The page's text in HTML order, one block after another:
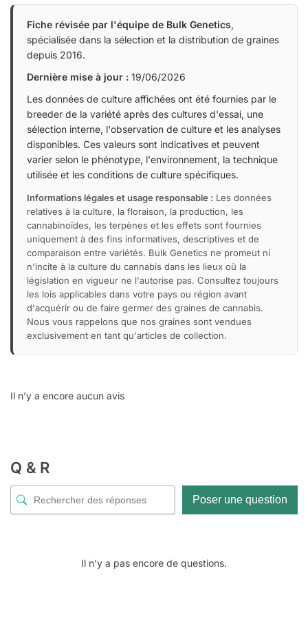
Fiche révisée par l'équipe de Bulk Genetics,
spécialisée dans la sélection et la distribution de graines
depuis 2016.
Dernière mise à jour : 19/06/2026
Les données de culture affichées ont été fournies par le
breeder de la variété après des cultures d'essai, une
sélection interne, l'observation de culture et les analyses
disponibles. Ces valeurs sont indicatives et peuvent
varier selon le phénotype, l'environnement, la technique
utilisée et les conditions de culture spécifiques.
Informations légales et usage responsable : Les données
relatives à la culture, la floraison, la production, les
cannabinoïdes, les terpènes et les effets sont fournies
uniquement à des fins informatives, descriptives et de
comparaison entre variétés. Bulk Genetics ne promeut ni
n'incite à la culture du cannabis dans les lieux où la
législation en vigueur ne l'autorise pas. Consultez toujours
les lois applicables dans votre pays ou région avant
d'acquérir ou de faire germer des graines de cannabis.
Nous vous rappelons que nos graines sont vendues
exclusivement en tant qu'articles de collection.
Il n’y a encore aucun avis
Q & R
Poser une question
Il n’y a pas encore de questions.